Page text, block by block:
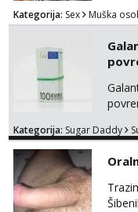
Kategorija: Sex Muška
Kategorija: Sugar Daddy